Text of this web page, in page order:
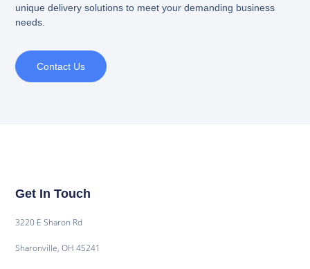
unique delivery solutions to meet your demanding business
needs.
Contact Us
Get In Touch
3220 E Sharon Rd
Sharonville, OH 45241